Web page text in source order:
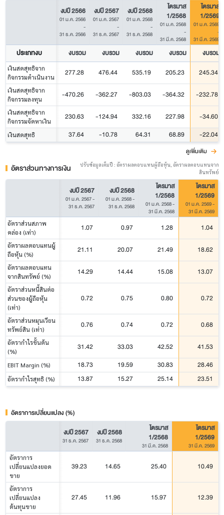
งบปี 2566
01 ม.ค. 2566
-
31 ธ.ค. 2566
งบปี 2567
01 ม.ค. 2567
-
31 ธ.ค. 2567
งบปี 2568
01 ม.ค. 2568
-
31 ธ.ค. 2568
ไตรมาส
1/2568
01 ม.ค. 2568
-
31 มี.ค. 2568
ไตรมาส
1/2569
01 ม.ค. 2569
-
31 มี.ค. 2569
ประเภทงบ งบรวม งบรวม งบรวม งบรวม งบรวม
เงินสดสุทธิจาก
กิจกรรมดำเนินงาน
277.28 476.44 535.19 205.23 245.34
เงินสดสุทธิจาก
กิจกรรมลงทุน
-470.26 -362.27 -803.03 -364.32 -232.78
เงินสดสุทธิจาก
กิจกรรมจัดหาเงิน
230.63 -124.94 332.16 227.98 -34.60
เงินสดสุทธิ 37.64 -10.78 64.31 68.89 -22.04
ดูเพิ่มเติม
อัตราส่วนทางการเงิน
ปรับข้อมูลเต็มปี : อัตราผลตอบแทนผู้ถือหุ้น, อัตราผลตอบแทนจาก
สินทรัพย์
งบปี 2567
01 ม.ค. 2567-
31 ธ.ค. 2567
งบปี 2568
01 ม.ค. 2568-
31 ธ.ค. 2568
ไตรมาส
1/2568
01 ม.ค. 2568-
31 มี.ค. 2568
ไตรมาส
1/2569
01 ม.ค. 2569-
31 มี.ค. 2569
อัตราส่วนสภาพ
คล่อง (เท่า)
1.07 0.97 1.28 1.04
อัตราผลตอบแทนผู้
ถือหุ้น (%)
21.11 20.07 21.49 18.62
อัตราผลตอบแทน
จากสินทรัพย์ (%)
14.29 14.44 15.08 13.07
อัตราส่วนหนี้สินต่อ
ส่วนของผู้ถือหุ้น
(เท่า)
0.72 0.75 0.80 0.72
อัตราส่วนหมุนเวียน
ทรัพย์สิน (เท่า)
0.76 0.74 0.72 0.68
อัตรากำไรขั้นต้น
(%)
31.42 33.03 42.52 41.53
EBIT Margin (%) 18.73 19.59 30.83 28.46
อัตรากำไรสุทธิ (%) 13.87 15.27 25.14 23.51
อัตราการเปลี่ยนแปลง (%)
งบปี 2567
31 ธ.ค. 2567
งบปี 2568
31 ธ.ค. 2568
ไตรมาส
1/2568
31 มี.ค. 2568
ไตรมาส
1/2569
31 มี.ค. 2569
อัตราการ
เปลี่ยนแปลงยอด
ขาย
39.23 14.65 25.40 10.49
อัตราการ
เปลี่ยนแปลง
ต้นทุนขาย
27.45 11.96 15.97 12.39